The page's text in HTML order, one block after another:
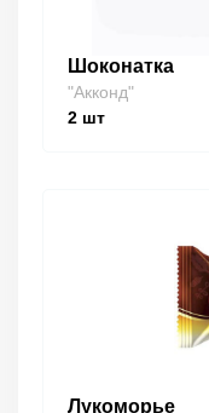
Шоконатка
"Акконд"
2 шт
Лукоморье